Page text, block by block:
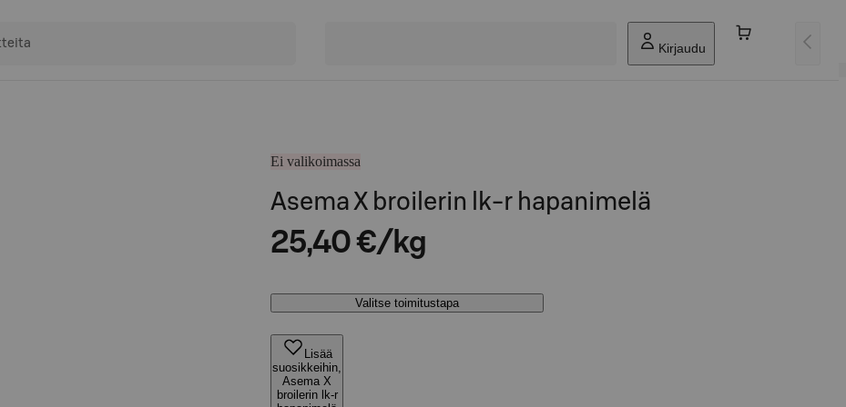
Kirjaudu
Ei valikoimassa
Asema X broilerin lk-r hapanimelä
25,40 €/kg
Valitse toimitustapa
Lisää
suosikkeihin,
Asema X
broilerin lk-r